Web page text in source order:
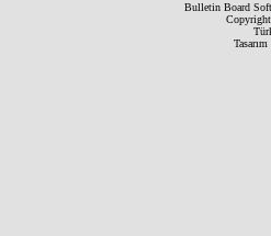
Bulletin Board